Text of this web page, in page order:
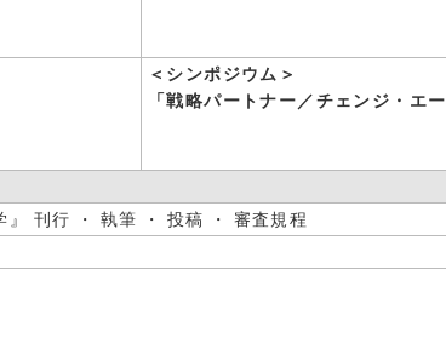
＜シンポジウム＞
「戦略パートナー／チェンジ・エ
』 刊行 ・ 執筆 ・ 投稿 ・ 審査規程